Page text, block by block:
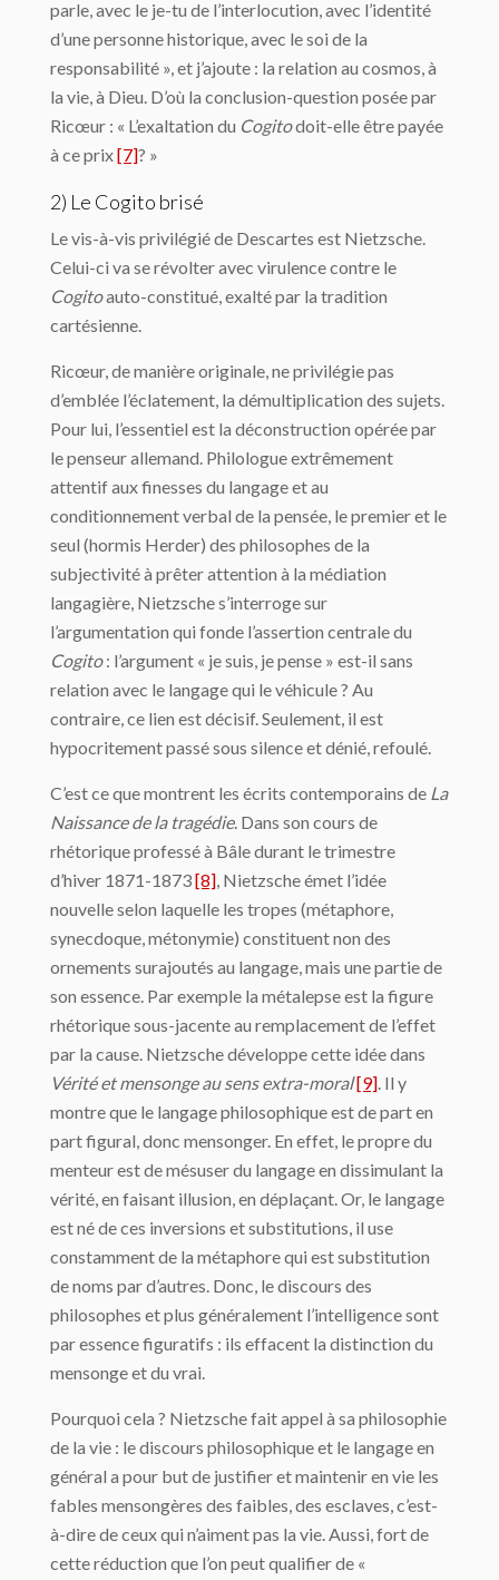
parle, avec le je-tu de l’interlocution, avec l’identité
d’une personne historique, avec le soi de la
responsabilité », et j’ajoute : la relation au cosmos, à
la vie, à Dieu. D’où la conclusion-question posée par
Ricœur : « L’exaltation du Cogitodoit-elle être payée
à ce prix[7]? »
2) Le Cogito brisé
Le vis-à-vis privilégié de Descartes est Nietzsche.
Celui-ci va se révolter avec virulence contre le
Cogitoauto-constitué, exalté par la tradition
cartésienne.
Ricœur, de manière originale, ne privilégie pas
d’emblée l’éclatement, la démultiplication des sujets.
Pour lui, l’essentiel est la déconstruction opérée par
le penseur allemand. Philologue extrêmement
attentif aux finesses du langage et au
conditionnement verbal de la pensée, le premier et le
seul (hormis Herder) des philosophes de la
subjectivité à prêter attention à la médiation
langagière, Nietzsche s’interroge sur
l’argumentation qui fonde l’assertion centrale du
Cogito: l’argument « je suis, je pense » est-il sans
relation avec le langage qui le véhicule ? Au
contraire, ce lien est décisif. Seulement, il est
hypocritement passé sous silence et dénié, refoulé.
C’est ce que montrent les écrits contemporains de La
Naissance de la tragédie. Dans son cours de
rhétorique professé à Bâle durant le trimestre
d’hiver 1871-1873[8], Nietzsche émet l’idée
nouvelle selon laquelle les tropes (métaphore,
synecdoque, métonymie) constituent non des
ornements surajoutés au langage, mais une partie de
son essence. Par exemple la métalepse est la figure
rhétorique sous-jacente au remplacement de l’effet
par la cause. Nietzsche développe cette idée dans
Vérité et mensonge au sens extra-moral[9]. Il y
montre que le langage philosophique est de part en
part figural, donc mensonger. En effet, le propre du
menteur est de mésuser du langage en dissimulant la
vérité, en faisant illusion, en déplaçant. Or, le langage
est né de ces inversions et substitutions, il use
constamment de la métaphore qui est substitution
de noms par d’autres. Donc, le discours des
philosophes et plus généralement l’intelligence sont
par essence figuratifs : ils effacent la distinction du
mensonge et du vrai.
Pourquoi cela ? Nietzsche fait appel à sa philosophie
de la vie : le discours philosophique et le langage en
général a pour but de justifier et maintenir en vie les
fables mensongères des faibles, des esclaves, c’est-
à-dire de ceux qui n’aiment pas la vie. Aussi, fort de
cette réduction que l’on peut qualifier de «